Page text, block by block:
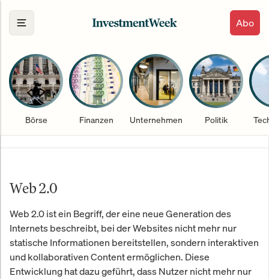
Abo
Börse Finanzen Unternehmen Politik
Web 2.0
Web 2.0 ist ein Begriff, der eine neue Generation des
Internets beschreibt, bei der Websites nicht mehr nur
statische Informationen bereitstellen, sondern interaktiven
und kollaborativen Content ermöglichen. Diese
Entwicklung hat dazu geführt, dass Nutzer nicht mehr nur